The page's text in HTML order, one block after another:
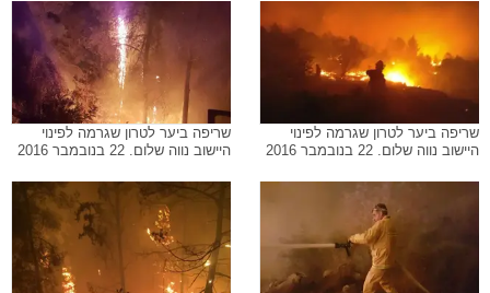
שריפה ביער לטרון שגרמה לפינוי
היישוב נווה שלום. 22 בנובמבר 2016
שריפה ביער לטרון שגרמה לפינוי
היישוב נווה שלום. 22 בנובמבר 2016